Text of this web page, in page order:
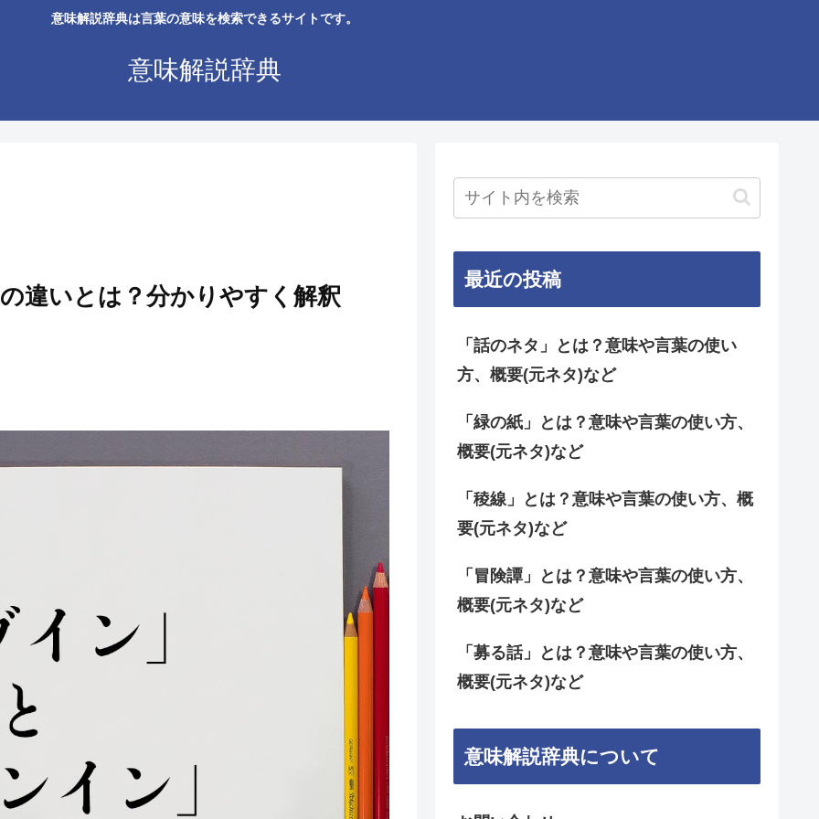
意味解説辞典は言葉の意味を検索できるサイトです。
意味解説辞典
違いとは？分かりやすく解釈
最近の投稿
「話のネタ」とは？意味や言葉の使い
方、概要(元ネタ)など
「緑の紙」とは？意味や言葉の使い方、
概要(元ネタ)など
「稜線」とは？意味や言葉の使い方、概
要(元ネタ)など
「冒険譚」とは？意味や言葉の使い方、
概要(元ネタ)など
「募る話」とは？意味や言葉の使い方、
概要(元ネタ)など
意味解説辞典について